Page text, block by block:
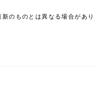
のものとは異なる場合があり